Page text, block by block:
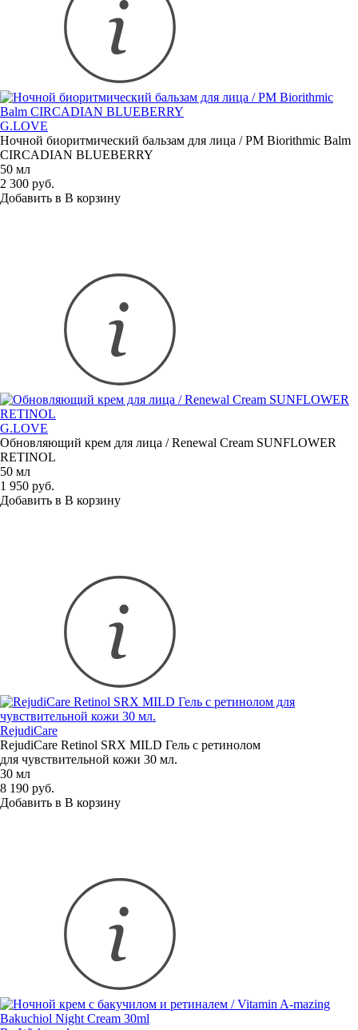
G.LOVE
Ночной биоритмический бальзам для лица / РM Biorithmic Balm
CIRCADIAN BLUEBERRY
50 мл
2 300 руб.
Добавить в В корзину
G.LOVE
Обновляющий крем для лица / Renewal Cream SUNFLOWER
RETINOL
50 мл
1 950 руб.
Добавить в В корзину
RejudiCare
RejudiCare Retinol SRX MILD Гель с ретинолом
для чувствительной кожи 30 мл.
30 мл
8 190 руб.
Добавить в В корзину